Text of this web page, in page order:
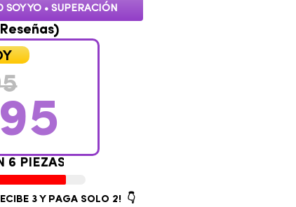
YO • SUPERACIÓN
S PIEZAS
3 Y PAGA SOLO 2! 👇